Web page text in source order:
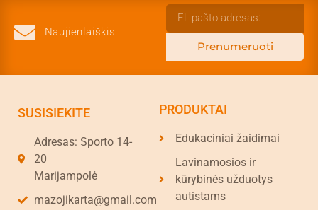
Naujienlaiškis
Prenumeruoti
SUSISIEKITE
Adresas: Sporto 14-
20
Marijampolė
mazojikarta@gmail.com
PRODUKTAI
Edukaciniai žaidimai
Lavinamosios ir
kūrybinės užduotys
autistams